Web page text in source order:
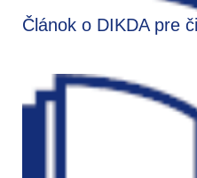
Článok o DIKDA pre